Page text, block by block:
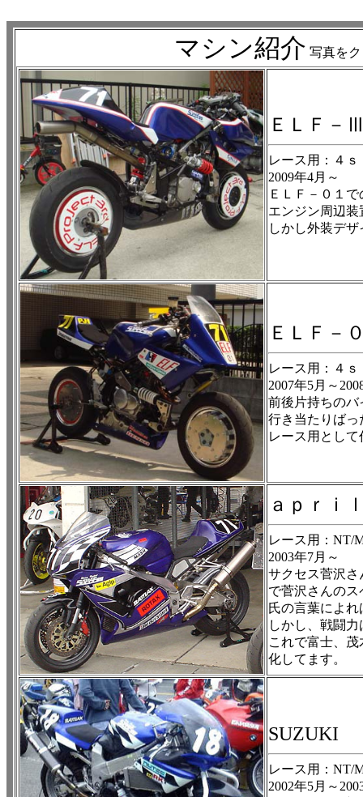
マシン紹介 写真を
ＥＬＦ－
レース用：４
2009年4月～
ＥＬＦ－０１
エンジン周辺
しかし外装デ
ＥＬＦ－
レース用：４
2007年5月～
前後片持ちの
行き当たりば
レース用とし
ａｐｒｉ
レース用：NT/
2003年7月～
サクセス菅沢
で菅沢さんの
氏の言葉によ
しかし、戦闘
これで富士、
化してます。
SUZUKI
レース用：NT/
2002年5月～